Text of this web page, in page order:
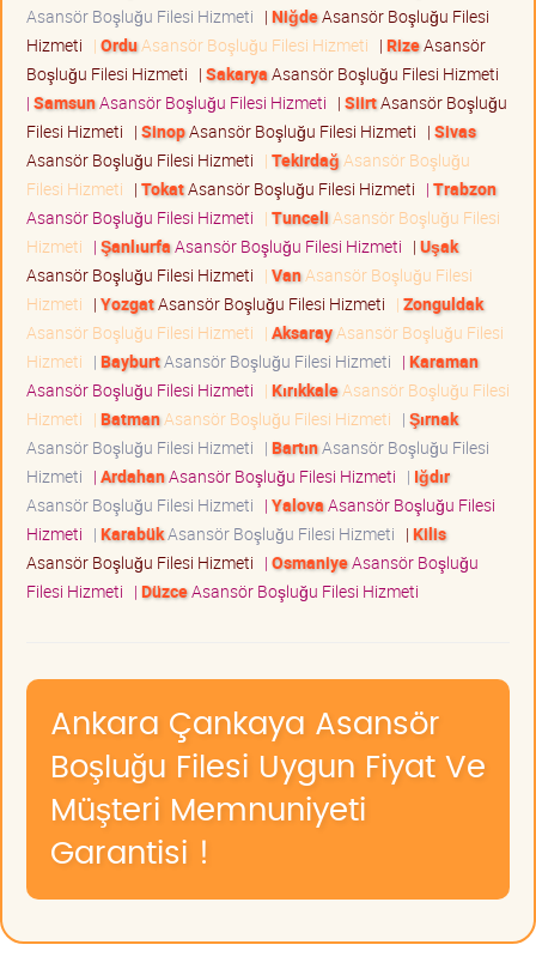
Asansör Boşluğu Filesi Hizmeti | NiğdeAsansör Boşluğu Filesi
Hizmeti | OrduAsansör Boşluğu Filesi Hizmeti | RizeAsansör
Boşluğu Filesi Hizmeti | SakaryaAsansör Boşluğu Filesi Hizmeti
| SamsunAsansör Boşluğu Filesi Hizmeti | SiirtAsansör Boşluğu
Filesi Hizmeti | SinopAsansör Boşluğu Filesi Hizmeti | Sivas
Asansör Boşluğu Filesi Hizmeti | Tekirdağ Asansör Boşluğu
Filesi Hizmeti | TokatAsansör Boşluğu Filesi Hizmeti | Trabzon
Asansör Boşluğu Filesi Hizmeti | Tunceli Asansör Boşluğu Filesi
Hizmeti | ŞanlıurfaAsansör Boşluğu Filesi Hizmeti | Uşak
Asansör Boşluğu Filesi Hizmeti | VanAsansör Boşluğu Filesi
Hizmeti | YozgatAsansör Boşluğu Filesi Hizmeti | Zonguldak
Asansör Boşluğu Filesi Hizmeti | AksarayAsansör Boşluğu Filesi
Hizmeti | BayburtAsansör Boşluğu Filesi Hizmeti | Karaman
Asansör Boşluğu Filesi Hizmeti | KırıkkaleAsansör Boşluğu Filesi
Hizmeti | BatmanAsansör Boşluğu Filesi Hizmeti | Şırnak
Asansör Boşluğu Filesi Hizmeti | BartınAsansör Boşluğu Filesi
Hizmeti | ArdahanAsansör Boşluğu Filesi Hizmeti | Iğdır
Asansör Boşluğu Filesi Hizmeti | YalovaAsansör Boşluğu Filesi
Hizmeti | KarabükAsansör Boşluğu Filesi Hizmeti | Kilis
Asansör Boşluğu Filesi Hizmeti | OsmaniyeAsansör Boşluğu
Filesi Hizmeti | DüzceAsansör Boşluğu Filesi Hizmeti
Ankara Çankaya Asansör
Boşluğu Filesi Uygun Fiyat Ve
Müşteri Memnuniyeti
Garantisi !